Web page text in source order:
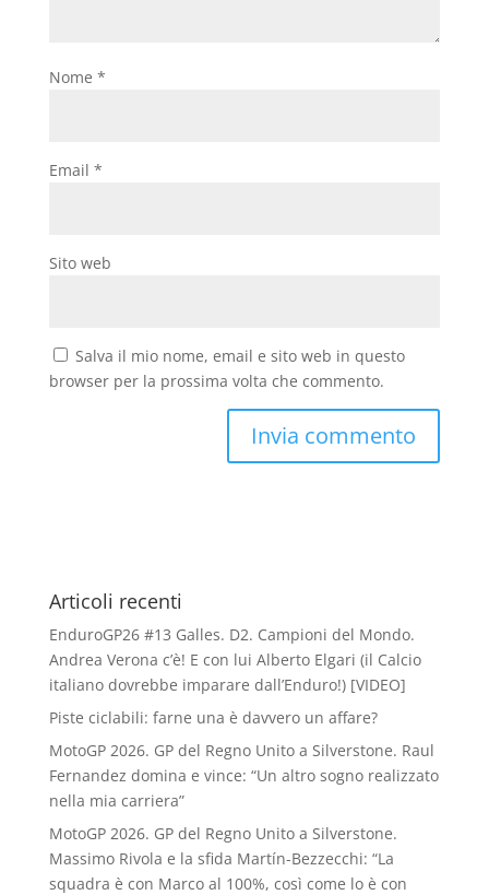
Nome *
Email *
Sito web
Salva il mio nome, email e sito web in questo
browser per la prossima volta che commento.
Articoli recenti
EnduroGP26 #13 Galles. D2. Campioni del Mondo.
Andrea Verona c’è! E con lui Alberto Elgari (il Calcio
italiano dovrebbe imparare dall’Enduro!) [VIDEO]
Piste ciclabili: farne una è davvero un affare?
MotoGP 2026. GP del Regno Unito a Silverstone. Raul
Fernandez domina e vince: “Un altro sogno realizzato
nella mia carriera”
MotoGP 2026. GP del Regno Unito a Silverstone.
Massimo Rivola e la sfida Martín-Bezzecchi: “La
squadra è con Marco al 100%, così come lo è con